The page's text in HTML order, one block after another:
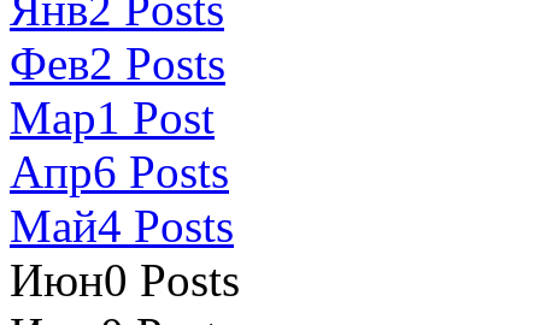
Фев2 Posts
Мар1 Post
Апр6 Posts
Май4 Posts
Июн0 Posts